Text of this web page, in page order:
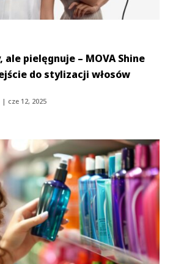
pielęgnuje – MOVA Shine
do stylizacji włosów
| cze 12, 2025